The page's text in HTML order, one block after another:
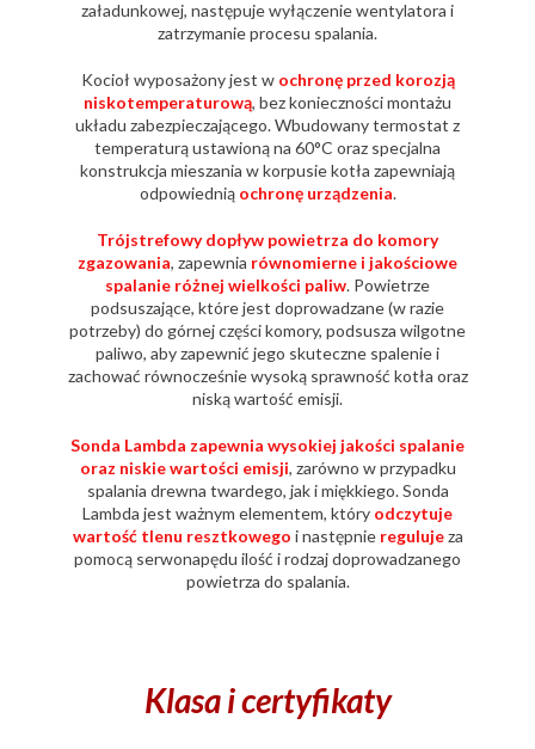
załadunkowej, następuje wyłączenie wentylatora i
zatrzymanie procesu spalania.
Kocioł wyposażony jest w ochronę przed korozją
niskotemperaturową, bez konieczności montażu
układu zabezpieczającego. Wbudowany termostat z
temperaturą ustawioną na 60°C oraz specjalna
konstrukcja mieszania w korpusie kotła zapewniają
odpowiednią ochronę urządzenia.
Trójstrefowy dopływ powietrza do komory
zgazowania, zapewnia równomierne i jakościowe
spalanie różnej wielkości paliw. Powietrze
podsuszające, które jest doprowadzane (w razie
potrzeby) do górnej części komory, podsusza wilgotne
paliwo, aby zapewnić jego skuteczne spalenie i
zachować równocześnie wysoką sprawność kotła oraz
niską wartość emisji.
Sonda Lambda zapewnia wysokiej jakości spalanie
oraz niskie wartości emisji, zarówno w przypadku
spalania drewna twardego, jak i miękkiego. Sonda
Lambda jest ważnym elementem, który odczytuje
wartość tlenu resztkowego i następnie regulujeza
pomocą serwonapędu ilość i rodzaj doprowadzanego
powietrza do spalania.
Klasa i certyfikaty